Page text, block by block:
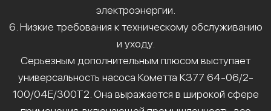
электроэнергии.
6. Низкие требования к техническому обслуживанию
и уходу.
Серьезным дополнительным плюсом выступает
универсальность насоса Кометта К377 64-06/2-
100/04Е/300Т2. Она выражается в широкой сфере